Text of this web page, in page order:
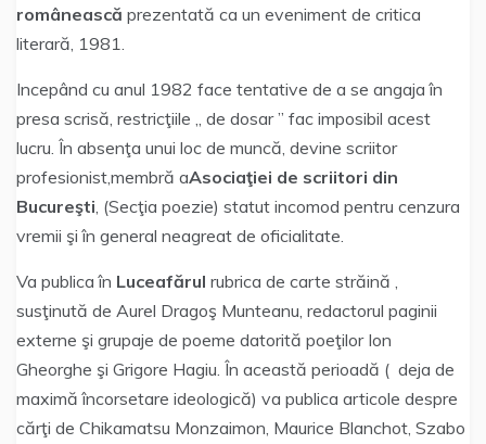
românească prezentată ca un eveniment de critica
literară, 1981.
Incepând cu anul 1982 face tentative de a se angaja în
presa scrisă, restricţiile „ de dosar ” fac imposibil acest
lucru. În absenţa unui loc de muncă, devine scriitor
profesionist,membră aAsociaţiei de scriitori din
Bucureşti , (Secţia poezie) statut incomod pentru cenzura
vremii şi în general neagreat de oficialitate.
Va publica în Luceafărul rubrica de carte străină ,
susţinută de Aurel Dragoş Munteanu, redactorul paginii
externe şi grupaje de poeme datorită poeţilor Ion
Gheorghe şi Grigore Hagiu. În această perioadă ( deja de
maximă încorsetare ideologică) va publica articole despre
cărţi de Chikamatsu Monzaimon, Maurice Blanchot, Szabo